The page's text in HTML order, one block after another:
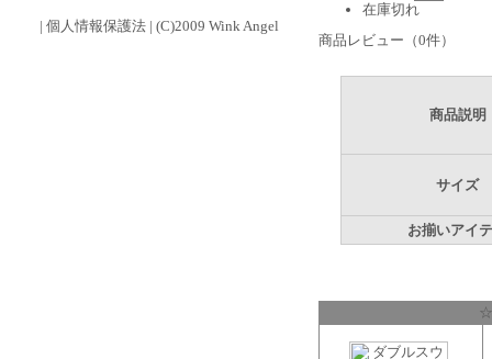
在庫切れ
商品レビュー（0件）
商品説明
サイズ
お揃いアイ
☆
| 個人情報保護法 | (C)2009 Wink Angel